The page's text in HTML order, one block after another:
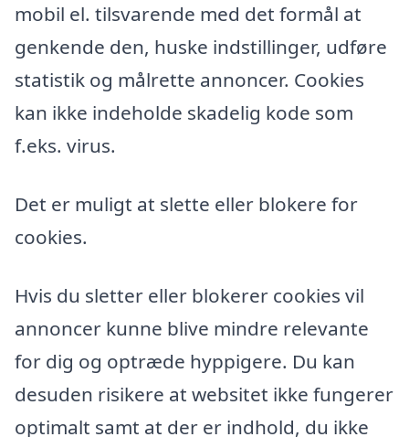
mobil el. tilsvarende med det formål at
genkende den, huske indstillinger, udføre
statistik og målrette annoncer. Cookies
kan ikke indeholde skadelig kode som
f.eks. virus.
Det er muligt at slette eller blokere for
cookies.
Hvis du sletter eller blokerer cookies vil
annoncer kunne blive mindre relevante
for dig og optræde hyppigere. Du kan
desuden risikere at websitet ikke fungerer
optimalt samt at der er indhold, du ikke